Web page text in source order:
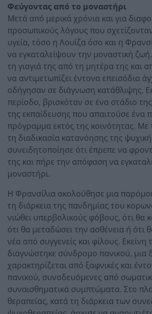
Φεύγοντας από το μοναστήρι
Μετά από μερικά χρόνια και για
προσωπικούς λόγους που
υγεία, τόσο η Λουίζα όσο και η
να εγκαταλείψουν την μοναστική
τη γιαγιά της από τη μητέρα της και
να αντιμετωπίζει έντονα επεισόδια
οδήγησαν σε διάγνωση κατάθλιψης.
περίοδο, βρισκόταν σε ένα στάδιο
της εκπαίδευσης που απαιτούσε ένα
πρόγραμμα εκτός της κοινότητας. Με
τη διαδικασία κατανόησης της
συνειδητοποίησε ότι έπρεπε να
της και πήρε την απόφαση να
μοναστήρι.
Η Φρανσίλια ακολούθησε μια
τη διάρκεια της πανδημίας του
νιώθει υπερβολικούς φόβους, ότι θα
ότι θα μεταδώσει την ασθένεια ή ότι
νέα από συγγενείς και φίλους. Εκείνη
διαγνώστηκε σύνδρομο πανικού, μια
χαρακτηρίζεται από ξαφνικές και
πανικού, συνοδευόμενες από
συναισθηματικά συμπτώματα. Στο
θεραπείας, κατά τη διάρκεια των